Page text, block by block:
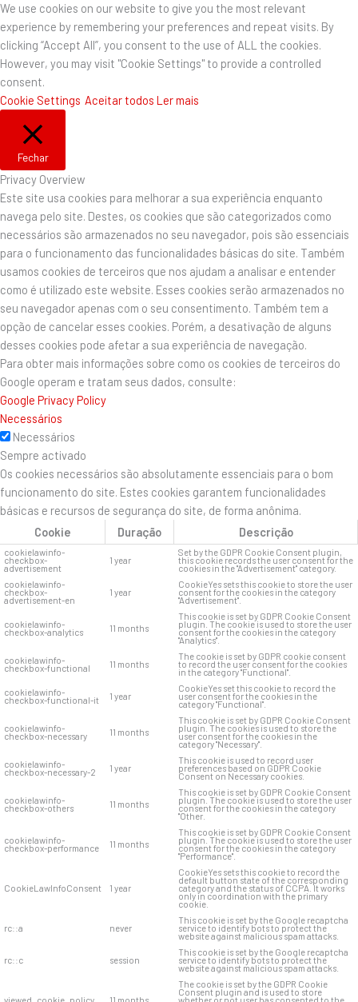
We use cookies on our website to give you the most relevant
experience by remembering your preferences and repeat visits. By
clicking “Accept All”, you consent to the use of ALL the cookies.
However, you may visit "Cookie Settings" to provide a controlled
consent.
Cookie Settings Aceitar todos Ler mais
Fechar
Privacy Overview
Este site usa cookies para melhorar a sua experiência enquanto
navega pelo site. Destes, os cookies que são categorizados como
necessários são armazenados no seu navegador, pois são essenciais
para o funcionamento das funcionalidades básicas do site. Também
usamos cookies de terceiros que nos ajudam a analisar e entender
como é utilizado este website. Esses cookies serão armazenados no
seu navegador apenas com o seu consentimento. Também tem a
opção de cancelar esses cookies. Porém, a desativação de alguns
desses cookies pode afetar a sua experiência de navegação.
Para obter mais informações sobre como os cookies de terceiros do
Google operam e tratam seus dados, consulte:
Google Privacy Policy
Necessários
Necessários
Sempre activado
Os cookies necessários são absolutamente essenciais para o bom
funcionamento do site. Estes cookies garantem funcionalidades
básicas e recursos de segurança do site, de forma anônima.
Cookie
Duração Descrição
cookielawinfo-
checkbox-
advertisement
1 year
Set by the GDPR Cookie Consent plugin,
this cookie records the user consent for the
cookies in the "Advertisement" category.
cookielawinfo-
checkbox-
advertisement-en
1 year
CookieYes sets this cookie to store the user
consent for the cookies in the category
"Advertisement".
cookielawinfo-
checkbox-analytics 11 months
This cookie is set by GDPR Cookie Consent
plugin. The cookie is used to store the user
consent for the cookies in the category
"Analytics".
cookielawinfo-
checkbox-functional 11 months
The cookie is set by GDPR cookie consent
to record the user consent for the cookies
in the category "Functional".
cookielawinfo-
checkbox-functional-it 1 year
CookieYes set this cookie to record the
user consent for the cookies in the
category "Functional".
cookielawinfo-
checkbox-necessary 11 months
This cookie is set by GDPR Cookie Consent
plugin. The cookies is used to store the
user consent for the cookies in the
category "Necessary".
cookielawinfo-
checkbox-necessary-2 1 year
This cookie is used to record user
preferences based on GDPR Cookie
Consent on Necessary cookies.
cookielawinfo-
checkbox-others 11 months
This cookie is set by GDPR Cookie Consent
plugin. The cookie is used to store the user
consent for the cookies in the category
"Other.
cookielawinfo-
checkbox-performance 11 months
This cookie is set by GDPR Cookie Consent
plugin. The cookie is used to store the user
consent for the cookies in the category
"Performance".
CookieLawInfoConsent 1 year
CookieYes sets this cookie to record the
default button state of the corresponding
category and the status of CCPA. It works
only in coordination with the primary
cookie.
rc::a never
This cookie is set by the Google recaptcha
service to identify bots to protect the
website against malicious spam attacks.
rc::c session
This cookie is set by the Google recaptcha
service to identify bots to protect the
website against malicious spam attacks.
The cookie is set by the GDPR Cookie
Consent plugin and is used to store